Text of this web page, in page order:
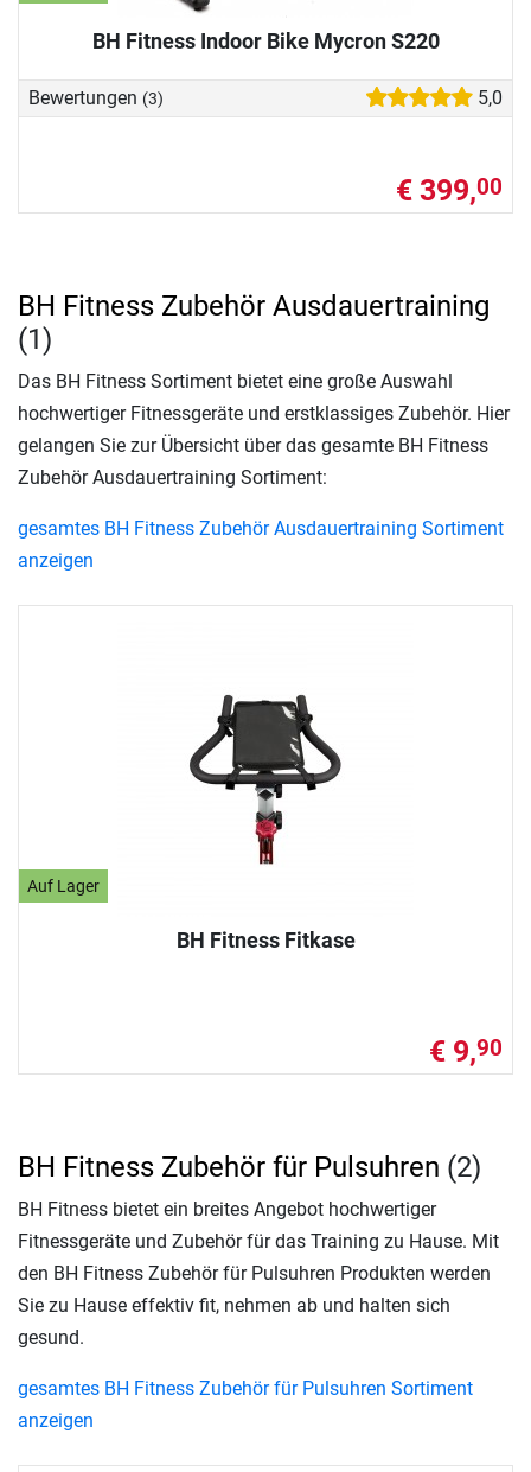
BH Fitness Indoor Bike Mycron S220
Bewertungen (3) 5,0
€ 399,00
Auf Lager
BH Fitness Fitkase
€ 9,90
BH Fitness Zubehör Ausdauertraining
(1)
Das BH Fitness Sortiment bietet eine große Auswahl
hochwertiger Fitnessgeräte und erstklassiges Zubehör. Hier
gelangen Sie zur Übersicht über das gesamte BH Fitness
Zubehör Ausdauertraining Sortiment:
gesamtes BH Fitness Zubehör Ausdauertraining Sortiment
anzeigen
BH Fitness Zubehör für Pulsuhren (2)
BH Fitness bietet ein breites Angebot hochwertiger
Fitnessgeräte und Zubehör für das Training zu Hause. Mit
den BH Fitness Zubehör für Pulsuhren Produkten werden
Sie zu Hause effektiv fit, nehmen ab und halten sich
gesund.
gesamtes BH Fitness Zubehör für Pulsuhren Sortiment
anzeigen